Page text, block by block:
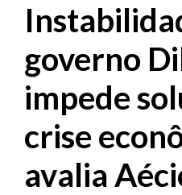
governo
impede
crise
avalia